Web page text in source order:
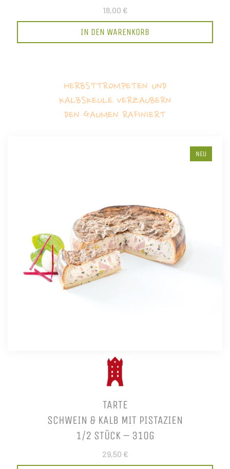
18,00 €
IN DEN WARENKORB
HERBSTTROMPETEN UND
KALBSKEULE VERZAUBERN
DEN GAUMEN RAFINIERT
NEU
TARTE
SCHWEIN & KALB MIT PISTAZIEN
1/2 STÜCK – 310G
29,50 €